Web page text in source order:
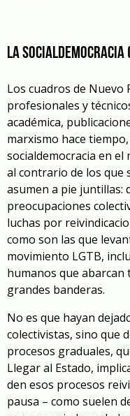
La socialdemocracia
Los cuadros de
profesionales y
académica,
marxismo hace
socialdemocracia en
al contrario de los que
asumen a pie juntillas:
preocupaciones
luchas por
como son las que
movimiento LGTB,
humanos que abarcan
grandes banderas.
No es que hayan
colectivistas, sino que
procesos graduales,
Llegar al Estado,
den esos procesos
pausa – como suelen